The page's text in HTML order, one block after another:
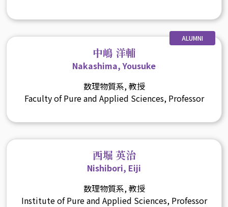
ALUMNI
中嶋 洋輔
Nakashima, Yousuke
数理物質系, 教授
Faculty of Pure and Applied Sciences, Professor
西堀 英治
Nishibori, Eiji
数理物質系, 教授
Institute of Pure and Applied Sciences, Professor